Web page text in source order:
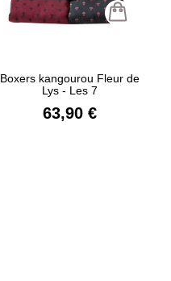
Boxers kangourou Fleur de
Lys - Les 7
63,90 €